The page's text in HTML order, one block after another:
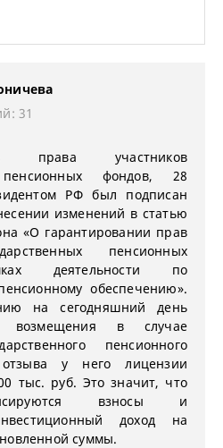
31
права участников
пенсионных фондов, 28
РФ был подписан
изменений в статью
«О гарантировании прав
пенсионных
деятельности по
обеспечению».
на сегодняшний день
возмещения в случае
пенсионного
у него лицензии
тыс. руб. Это значит, что
взносы и
доход на
суммы.